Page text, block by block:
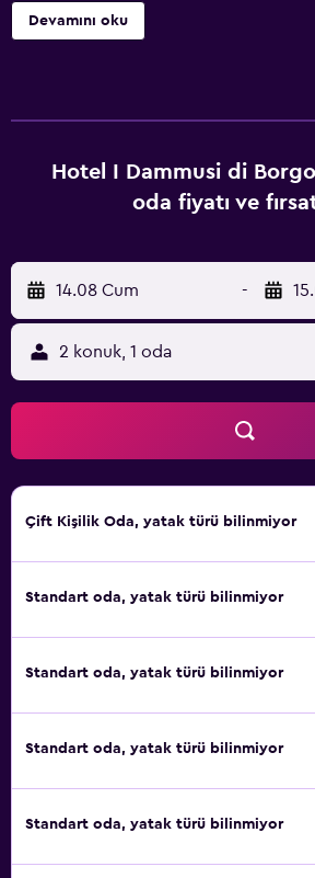
Devamını oku
Hotel I Dammusi di
oda fiyatı ve
14.08 Cum -
2 konuk, 1 oda
Çift ​Kişilik Oda, yatak türü bilinmiyor
Standart oda, yatak türü bilinmiyor
Standart oda, yatak türü bilinmiyor
Standart oda, yatak türü bilinmiyor
Standart oda, yatak türü bilinmiyor